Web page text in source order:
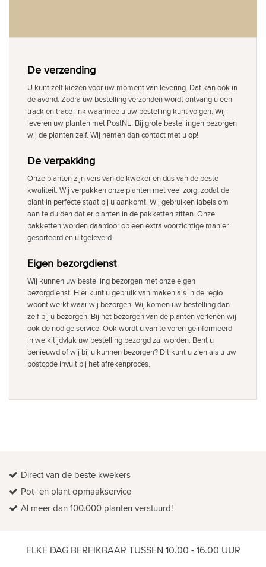
De verzending
U kunt zelf kiezen voor uw moment van levering. Dat kan ook in
de avond. Zodra uw bestelling verzonden wordt ontvang u een
track en trace link waarmee u uw bestelling kunt volgen. Wij
leveren uw planten met PostNL. Bij grote bestellingen bezorgen
wij de planten zelf. Wij nemen dan contact met u op!
De verpakking
Onze planten zijn vers van de kweker en dus van de beste
kwaliteit. Wij verpakken onze planten met veel zorg, zodat de
plant in perfecte staat bij u aankomt. Wij gebruiken labels om
aan te duiden dat er planten in de pakketten zitten. Onze
pakketten worden daardoor op een extra voorzichtige manier
gesorteerd en uitgeleverd.
Eigen bezorgdienst
Wij kunnen uw bestelling bezorgen met onze eigen
bezorgdienst. Hier kunt u gebruik van maken als in de regio
woont werkt waar wij bezorgen. Wij komen uw bestelling dan
zelf bij u bezorgen. Bij het bezorgen van de planten verlenen wij
ook de nodige service. Ook wordt u van te voren geïnformeerd
in welk tijdvlak uw bestelling bezorgd zal worden. Bent u
benieuwd of wij bij u kunnen bezorgen? Dit kunt u zien als u uw
postcode invult bij het afrekenproces.
Direct van de beste kwekers
Pot- en plant opmaakservice
Al meer dan 100.000 planten verstuurd!
ELKE DAG BEREIKBAAR TUSSEN 10.00 - 16.00 UUR